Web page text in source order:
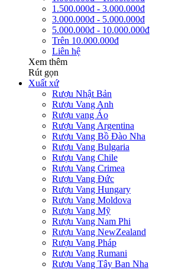
1.500.000đ - 3.000.000đ
3.000.000đ - 5.000.000đ
5.000.000đ - 10.000.000đ
Trên 10.000.000đ
Liên hệ
Xem thêm
Rút gọn
Xuất xứ
Rượu Nhật Bản
Rượu Vang Anh
Rượu vang Áo
Rượu Vang Argentina
Rượu Vang Bồ Đào Nha
Rượu Vang Bulgaria
Rượu Vang Chile
Rượu Vang Crimea
Rượu Vang Đức
Rượu Vang Hungary
Rượu Vang Moldova
Rượu Vang Mỹ
Rượu Vang Nam Phi
Rượu Vang NewZealand
Rượu Vang Pháp
Rượu Vang Rumani
Rượu Vang Tây Ban Nha